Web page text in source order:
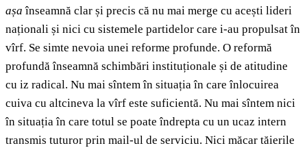
așa înseamnă clar și precis că nu mai merge cu acești lideri
naționali și nici cu sistemele partidelor care i-au propulsat în
vîrf. Se simte nevoia unei reforme profunde. O reformă
profundă înseamnă schimbări instituționale și de atitudine
cu iz radical. Nu mai sîntem în situația în care înlocuirea
cuiva cu altcineva la vîrf este suficientă. Nu mai sîntem nici
în situația în care totul se poate îndrepta cu un ucaz intern
transmis tuturor prin mail-ul de serviciu. Nici măcar tăierile